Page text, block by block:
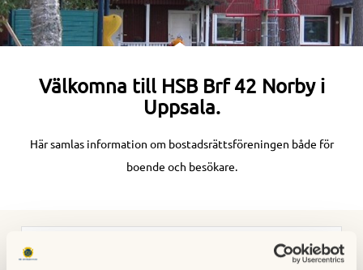
Välkomna till HSB Brf 42 Norby i
Uppsala.
Här samlas information om bostadsrättsföreningen både för
boende och besökare.